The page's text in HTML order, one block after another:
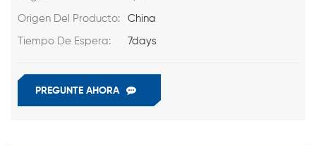
Origen Del Producto: China
Tiempo De Espera: 7days
PREGUNTE AHORA